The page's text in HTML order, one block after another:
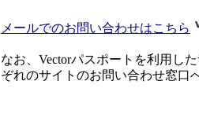
メールでのお問い合わせはこちら
なお、Vectorパスポートを利用し
ぞれのサイトのお問い合わせ窓口